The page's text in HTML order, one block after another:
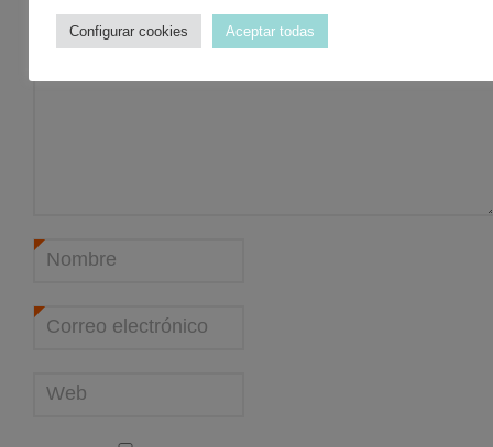
Comentario
Nombre
Correo electrónico
Web
Configurar cookies Aceptar todas